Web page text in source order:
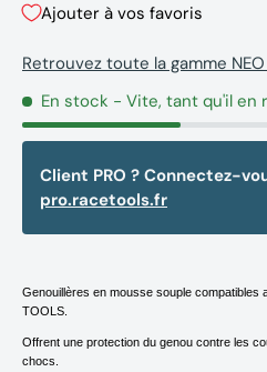
Ajouter à vos favoris
Retrouvez toute la gamme NEO
En stock - Vite, tant qu'il en
Client PRO ? Connectez-
pro.racetools.fr
Genouillères en mousse souple compatibles
TOOLS.
Offrent une protection du genou contre les
chocs.